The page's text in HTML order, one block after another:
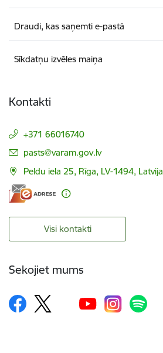
Draudi, kas saņemti e-pastā
Sīkdatņu izvēles maiņa
Kontakti
+371 66016740
E-pasts:
pasts@varam.gov.lv
Peldu iela 25, Rīga, LV-1494, Latvija
Visi kontakti
Sekojiet mums